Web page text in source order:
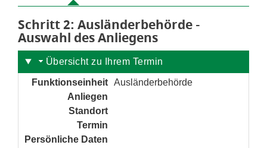
Schritt 2von 6
: Ausländerbehörde -
Auswahl des Anliegens
Übersicht zu Ihrem Termin
Funktionseinheit Ausländerbehörde
Anliegen
Standort
Termin
Persönliche Daten